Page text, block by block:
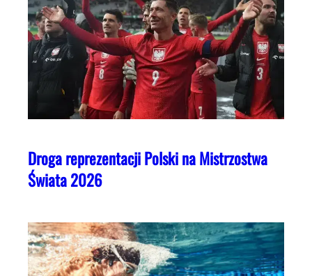
Droga reprezentacji Polski na Mistrzostwa
Świata 2026